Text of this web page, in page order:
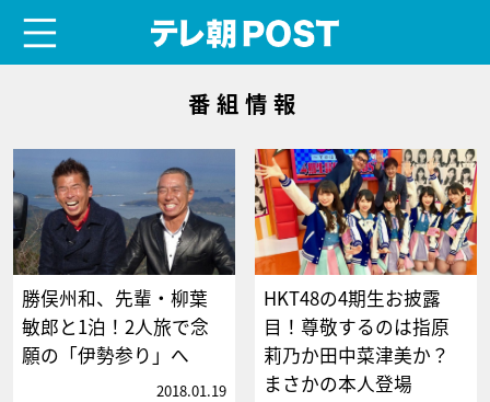
番組情報
勝俣州和、先輩・柳葉
敏郎と1泊！2人旅で念
願の「伊勢参り」へ
2018.01.19
HKT48の4期生お披露
目！尊敬するのは指原
莉乃か田中菜津美か？
まさかの本人登場